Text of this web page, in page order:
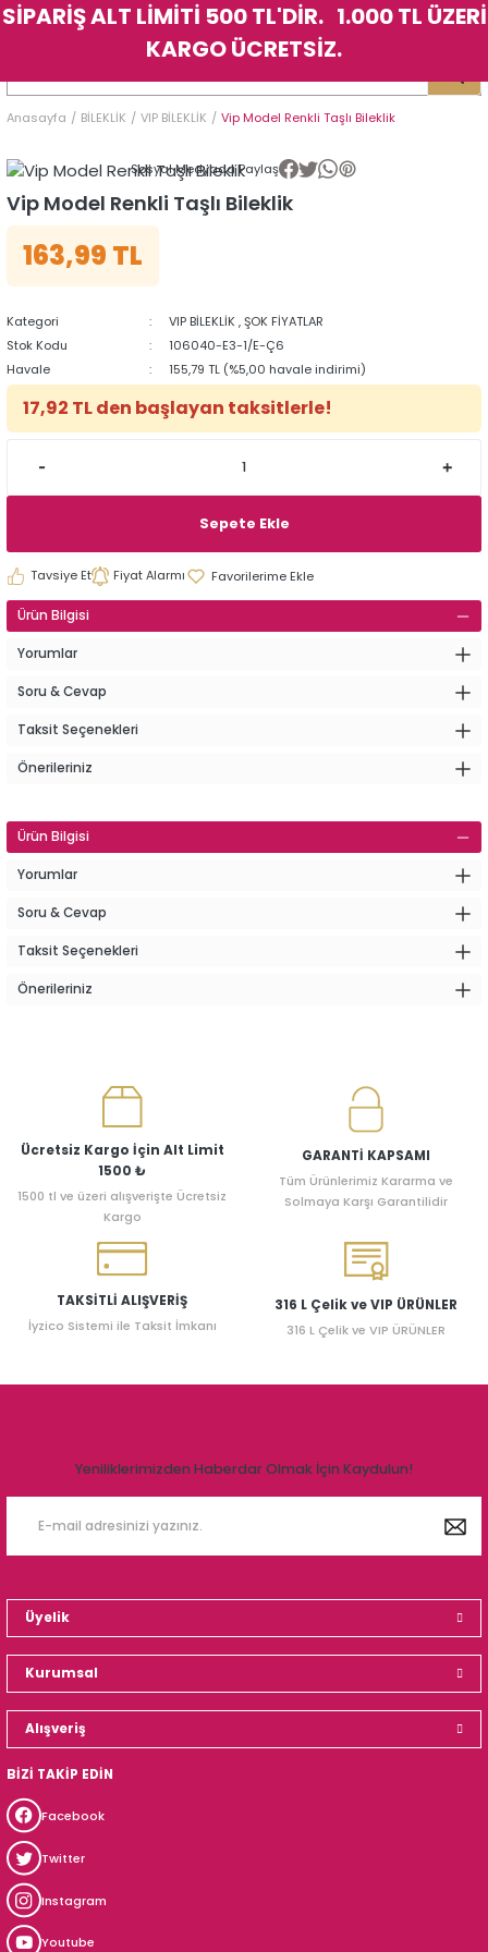
Geri Dön
Geri Dön
Geri Dön
Geri Dön
Geri Dön
Geri Dön
Anasayfa BİLEKLİK VIP BİLEKLİK Vip Model Renkli Taşlı Bileklik
Sosyal Medyada Paylaş
Vip Model Renkli Taşlı Bileklik
163,99 TL
Kategori VIP BİLEKLİK ,ŞOK FİYATLAR
Stok Kodu
106040-E3-1/E-Ç6
Havale
155,79 TL (%5,00 havale indirimi)
17,92 TL den başlayan taksitlerle!
Sepete Ekle
Tavsiye Et Fiyat Alarmı
Ürün Bilgisi
Yorumlar
Soru & Cevap
Taksit Seçenekleri
Önerileriniz
Ürün Bilgisi
Yorumlar
Soru & Cevap
Taksit Seçenekleri
Önerileriniz
Ücretsiz Kargo İçin Alt Limit
1500 ₺
1500 tl ve üzeri alışverişte Ücretsiz
Kargo
GARANTİ KAPSAMI
Tüm Ürünlerimiz Kararma ve
Solmaya Karşı Garantilidir
TAKSİTLİ ALIŞVERİŞ
İyzico Sistemi ile Taksit İmkanı
316 L Çelik ve VIP ÜRÜNLER
316 L Çelik ve VIP ÜRÜNLER
Yeniliklerimizden Haberdar Olmak İçin Kaydulun!
Üyelik
Kurumsal
Alışveriş
BİZİ TAKİP EDİN
Facebook
Twitter
Instagram
Youtube
Geri Dön
Geri Dön
Geri Dön
Geri Dön
Geri Dön
Geri Dön
SİPARİŞ ALT LİMİTİ 500 TL'DİR. 1.000 TL ÜZERİ
KARGO ÜCRETSİZ.